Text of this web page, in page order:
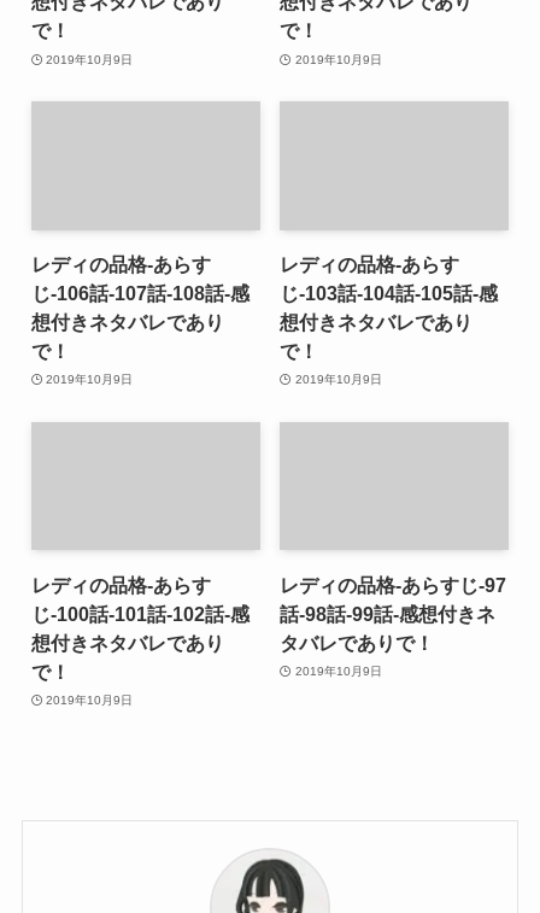
で！
2019年10月9日
で！
2019年10月9日
レディの品格-あらす
じ-106話-107話-108話-感
想付きネタバレであり
で！
2019年10月9日
レディの品格-あらす
じ-103話-104話-105話-感
想付きネタバレであり
で！
2019年10月9日
レディの品格-あらす
じ-100話-101話-102話-感
想付きネタバレであり
で！
2019年10月9日
レディの品格-あらすじ-97
話-98話-99話-感想付きネ
タバレでありで！
2019年10月9日